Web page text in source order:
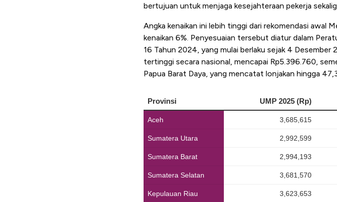
bertujuan untuk menjaga kesejahteraan pekerja
Angka kenaikan ini lebih tinggi dari rekomendasi awal
kenaikan 6%. Penyesuaian tersebut diatur dalam
16 Tahun 2024, yang mulai berlaku sejak 4 Desember
tertinggi secara nasional, mencapai Rp5.396.760,
Papua Barat Daya, yang mencatat lonjakan hingga